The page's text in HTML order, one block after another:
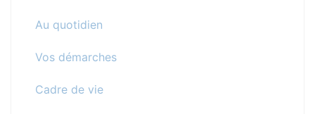
Au quotidien
Vos démarches
Cadre de vie